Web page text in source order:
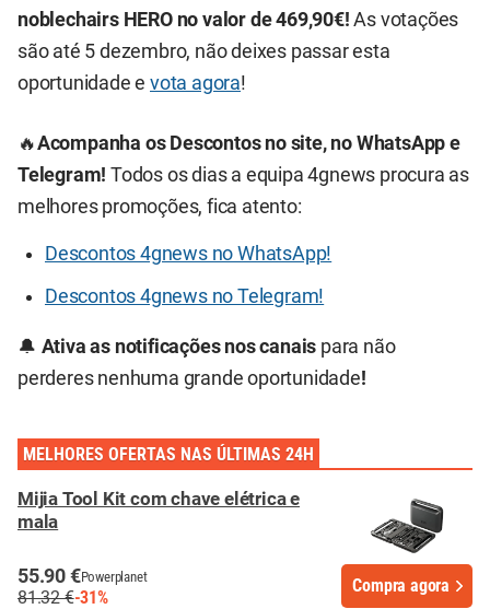
noblechairs HERO no valor de 469,90€!As votações
são até 5 dezembro, não deixes passar esta
oportunidade evota agora!
🔥Acompanha os Descontos no site, no WhatsApp e
Telegram! Todos os dias a equipa 4gnews procura as
melhores promoções, fica atento:
Descontos 4gnews no WhatsApp!
Descontos 4gnews no Telegram!
🔔 Ativa as notificações nos canais para não
perderes nenhuma grande oportunidade!
MELHORES OFERTAS NAS ÚLTIMAS 24H
Mijia Tool Kit com chave elétrica e
mala
55.90 €Powerplanet
81.32 €-31%
Compra agora